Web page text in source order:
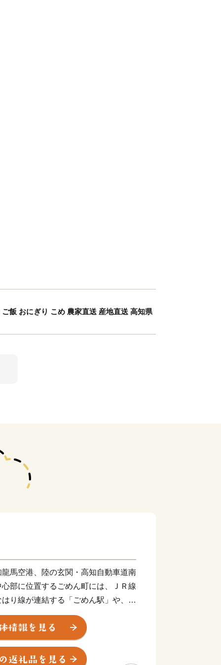
飯 おにぎり こめ 農家直送 産地直送 高知県
馬空港、陸の玄関・高知自動車道南
部に位置するごめん町には、ＪＲ線
り線が連結する「ごめん駅」や、高
始発駅「ごめん町駅」などがあり、
役割を果たしています。
てきたこの街には、いにしえの息吹
し、土佐の稲作発祥の地と言われる